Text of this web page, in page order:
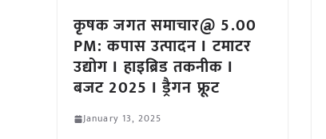
कृषक जगत समाचार@ 5.00
PM: कपास उत्पादन I टमाटर
उद्योग I हाइब्रिड तकनीक I
बजट 2025 I ड्रैगन फ्रूट
January 13, 2025